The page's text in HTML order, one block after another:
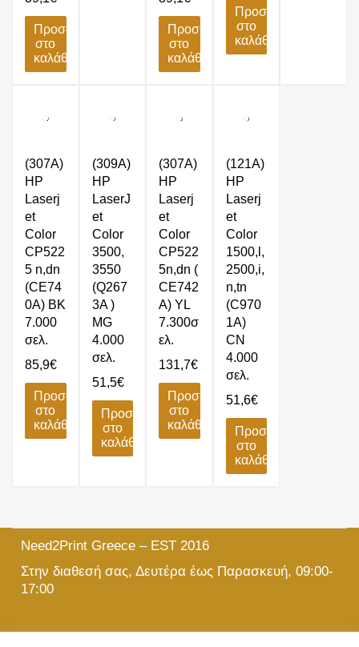
Προσθήκη
στο
καλάθι
Προσθήκη
στο
καλάθι
Προσθήκη
στο
καλάθι
(307A)
HP
Laserj
et
Color
CP522
5 n,dn
(CE74
0A) BK
7.000
σελ.
85,9€
Προσθήκη
στο
καλάθι
(309A)
HP
LaserJ
et
Color
3500,
3550
(Q267
3A )
MG
4.000
σελ.
51,5€
Προσθήκη
στο
καλάθι
(307A)
HP
Laserj
et
Color
CP522
5n,dn (
CE742
A) YL
7.300σ
ελ.
131,7€
Προσθήκη
στο
καλάθι
(121A)
HP
Laserj
et
Color
1500,l,
2500,i,
n,tn
(C970
1A)
CN
4.000
σελ.
51,6€
Προσθήκη
στο
καλάθι
Need2Print Greece – EST 2016
Στην διαθεσή σας, Δευτέρα έως Παρασκευή, 09:00-
17:00